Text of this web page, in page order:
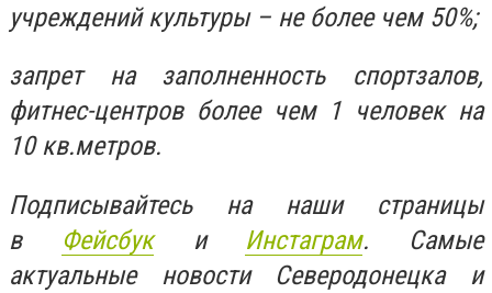
учреждений культуры – не более чем 50%;
запрет на заполненность спортзалов,
фитнес-центров более чем 1 человек на
10 кв.метров.
Подписывайтесь на наши страницы
в
Фейсбуки Инстаграм. Самые
актуальные новости Северодонецка и